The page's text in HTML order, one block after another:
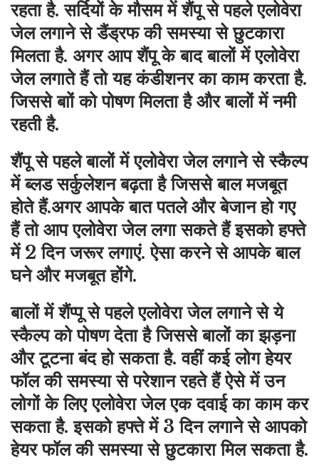
रहता है.सर्दियों के मौसम में शैंपू से पहले एलोवेरा
जेल लगाने से डैंड्रफ की समस्या से छुटकारा
मिलता है. अगर आप शैंपू के बाद बालों में एलोवेरा
जेल लगाते हैं तो यह कंडीशनर का काम करता है.
जिससे बाों को पोषण मिलता है और बालों में नमी
रहती है.
शैंपू से पहले बालों में एलोवेरा जेल लगाने से स्कैल्प
में ब्लड सर्कुलेशन बढ़ता है जिससे बाल मजबूत
होते हैं.अगर आपके बात पतले और बेजान हो गए
हैं तो आप एलोवेरा जेल लगा सकते हैं इसको हफ्ते
में 2 दिन जरूर लगाएं. ऐसा करने से आपके बाल
घने और मजबूत होंगे.
बालों में शैंप्पू से पहले एलोवेरा जेल लगाने से ये
स्कैल्प को पोषण देता है जिससे बालों का झड़ना
और टूटना बंद हो सकता है. वहीं कई लोग हेयर
फॉल की समस्या से परेशान रहते हैं ऐसे में उन
लोगों के लिए एलोवेरा जेल एक दवाई का काम कर
सकता है. इसको हफ्ते में 3 दिन लगाने से आपको
हेयर फॉल की समस्या से छुटकारा मिल सकता है.